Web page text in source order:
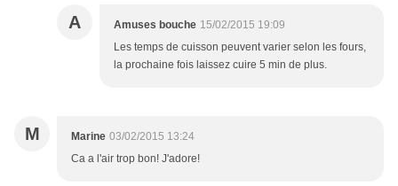
A Amuses bouche 15/02/2015 19:09
Les temps de cuisson peuvent varier selon les fours,
la prochaine fois laissez cuire 5 min de plus.
M Marine 03/02/2015 13:24
Ca a l'air trop bon! J'adore!